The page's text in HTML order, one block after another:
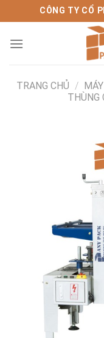
qua
nội
CÔNG TY CỔ
TRANG CHỦ /
THÙNG